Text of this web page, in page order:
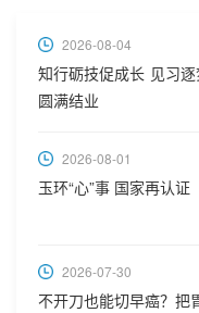
2026-08-04
知行砺技促成长 见习
圆满结业
2026-08-01
玉环“心”事 国家再认证
2026-07-30
不开刀也能切早癌？把